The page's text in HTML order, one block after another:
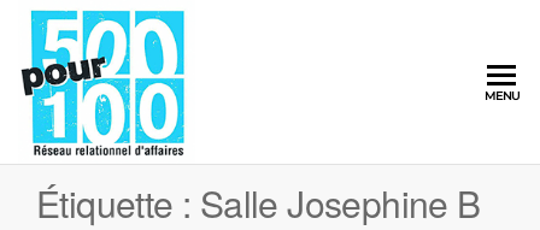
MENU
Étiquette : Salle Josephine B